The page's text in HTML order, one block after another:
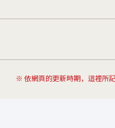
※ 依網頁的更新時期，這裡所